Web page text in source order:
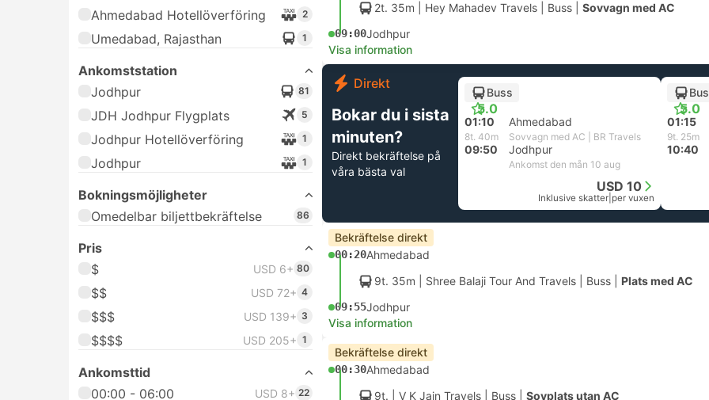
Ahmedabad Hotellöverföring 2
Umedabad, Rajasthan 1
Ankomststation
Jodhpur
81
JDH Jodhpur Flygplats 5
Jodhpur Hotellöverföring 1
Jodhpur 1
Bokningsmöjligheter
Omedelbar biljettbekräftelse
86
Pris
$
USD 6+ 80
$$ USD 72+ 4
$$$ USD 139+ 3
$$$$ USD 205+ 1
Ankomsttid
00:00 - 06:00
USD 8+ 22
2t. 35m | Hey Mahadev Travels Buss Sovvagn med AC
09:00Jodhpur
Visa information
Direkt
Bokar du i sista
minuten?
Direkt bekräftelse på
våra bästa val
Buss
5.0
01:10 Ahmedabad
8t. 40m Sovvagn med AC | BR Travels
09:50 Jodhpur
Ankomst den mån 10 aug
USD 10
Inklusive skatter per vuxen
5.0
01:15
9t. 25m
10:40
Bekräftelse direkt
00:20Ahmedabad
9t. 35m | Shree Balaji Tour And Travels Buss Plats med AC
09:55Jodhpur
Visa information
Bekräftelse direkt
00:30Ahmedabad
9t. | V K Jain Travels Buss Sovplats utan AC